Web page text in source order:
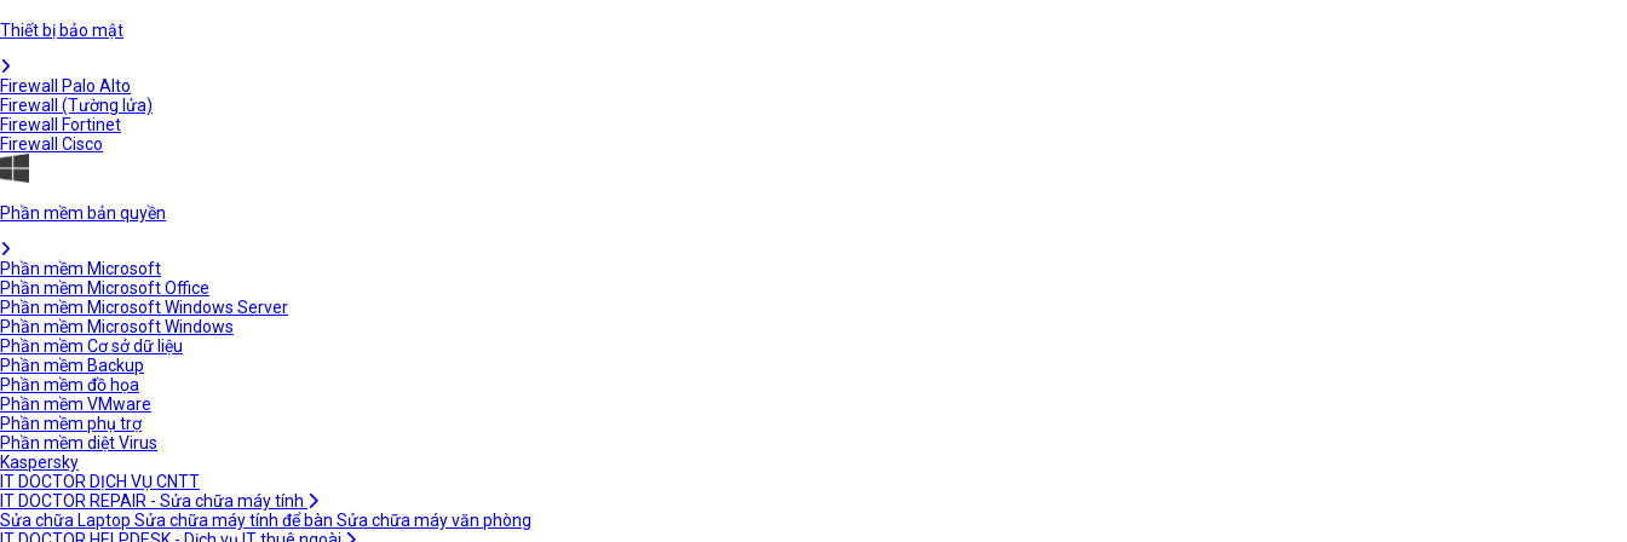
Thiết bị bảo mật
Firewall Palo Alto
Firewall (Tường lửa)
Firewall Fortinet
Firewall Cisco
Phần mềm bản quyền
Phần mềm Microsoft
Phần mềm Microsoft Office
Phần mềm Microsoft Windows Server
Phần mềm Microsoft Windows
Phần mềm Cơ sở dữ liệu
Phần mềm Backup
Phần mềm đồ họa
Phần mềm VMware
Phần mềm phụ trợ
Phần mềm diệt Virus
Kaspersky
IT DOCTOR DỊCH VỤ CNTT
IT DOCTOR REPAIR - Sửa chữa máy tính
Sửa chữa Laptop Sửa chữa máy tính để bàn Sửa chữa máy văn phòng